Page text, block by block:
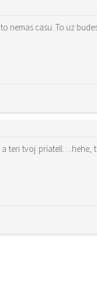
nemas casu. To uz
ten tvoj priatell….hehe,